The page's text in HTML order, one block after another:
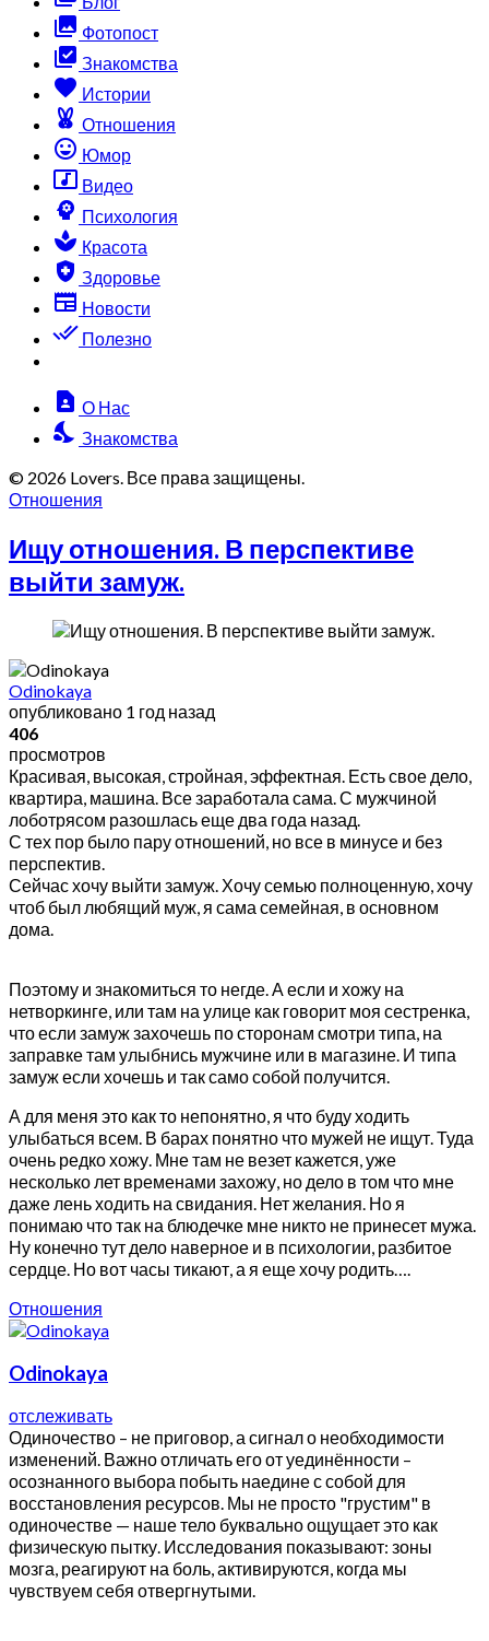
collections Фотопост
library_add_check Знакомства
favorite Истории
cruelty_free Отношения
sentiment_very_satisfied Юмор
music_video Видео
psychology Психология
spa Красота
health_and_safety Здоровье
newspaper Новости
done_all Полезно
contact_page О Нас
nights_stay Знакомства
© 2026 Lovers. Все права защищены.
Отношения
Ищу отношения. В перспективе
выйти замуж.
Odinokaya
опубликовано 1 год назад
406
просмотров
Красивая, высокая, стройная, эффектная. Есть свое дело,
квартира, машина. Все заработала сама. С мужчиной
лоботрясом разошлась еще два года назад.
С тех пор было пару отношений, но все в минусе и без
перспектив.
Сейчас хочу выйти замуж. Хочу семью полноценную, хочу
чтоб был любящий муж, я сама семейная, в основном
дома.
Поэтому и знакомиться то негде. А если и хожу на
нетворкинге, или там на улице как говорит моя сестренка,
что если замуж захочешь по сторонам смотри типа, на
заправке там улыбнись мужчине или в магазине. И типа
замуж если хочешь и так само собой получится.
А для меня это как то непонятно, я что буду ходить
улыбаться всем. В барах понятно что мужей не ищут. Туда
очень редко хожу. Мне там не везет кажется, уже
несколько лет временами захожу, но дело в том что мне
даже лень ходить на свидания. Нет желания. Но я
понимаю что так на блюдечке мне никто не принесет мужа.
Ну конечно тут дело наверное и в психологии, разбитое
сердце. Но вот часы тикают, а я еще хочу родить….
Отношения
Odinokaya
отслеживать
Одиночество – не приговор, а сигнал о необходимости
изменений. Важно отличать его от уединённости –
осознанного выбора побыть наедине с собой для
восстановления ресурсов. Мы не просто "грустим" в
одиночестве — наше тело буквально ощущает это как
физическую пытку. Исследования показывают: зоны
мозга, реагируют на боль, активируются, когда мы
чувствуем себя отвергнутыми.